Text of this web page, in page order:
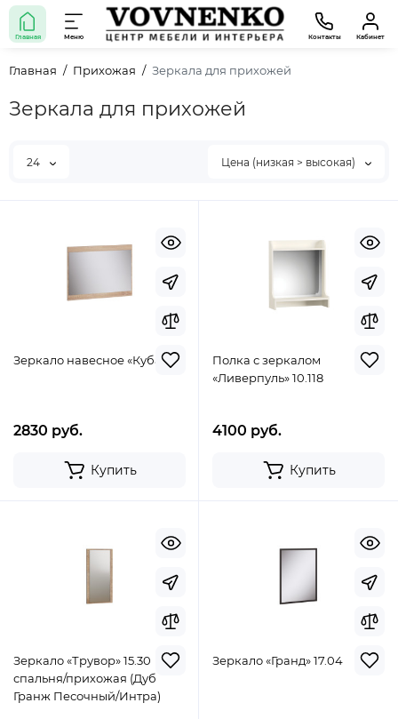
Главная Меню Контакты Кабинет
Главная Прихожая Зеркала для прихожей
Зеркала для прихожей
24 Цена (низкая > высокая)
Зеркало навесное «Куба»
2830 руб.
Купить
Полка с зеркалом
«Ливерпуль» 10.118
4100 руб.
Купить
Зеркало «Трувор» 15.30
спальня/прихожая (Дуб
Гранж Песочный/Интра)
Зеркало «Гранд» 17.04